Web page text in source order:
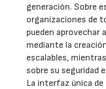
generación. Sobre
organizaciones de
pueden aprovechar
mediante la
escalables,
sobre su seguridad
La interfaz única